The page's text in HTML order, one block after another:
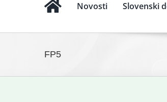
Novosti Slovenski
FP5